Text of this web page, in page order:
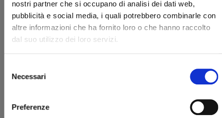
nostri partner che si occupano di analisi dei dati web,
pubblicità e social media, i quali potrebbero combinarle con
altre informazioni che ha fornito loro o che hanno raccolto
dal suo utilizzo dei loro servizi.
delNecessari
Preferenze